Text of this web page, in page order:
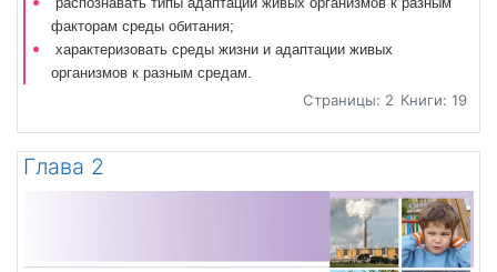
факторам среды обитания;
характеризовать среды жизни и адаптации живых
организмов к разным средам.
Страницы: 2 Книги: 19
Глава 2